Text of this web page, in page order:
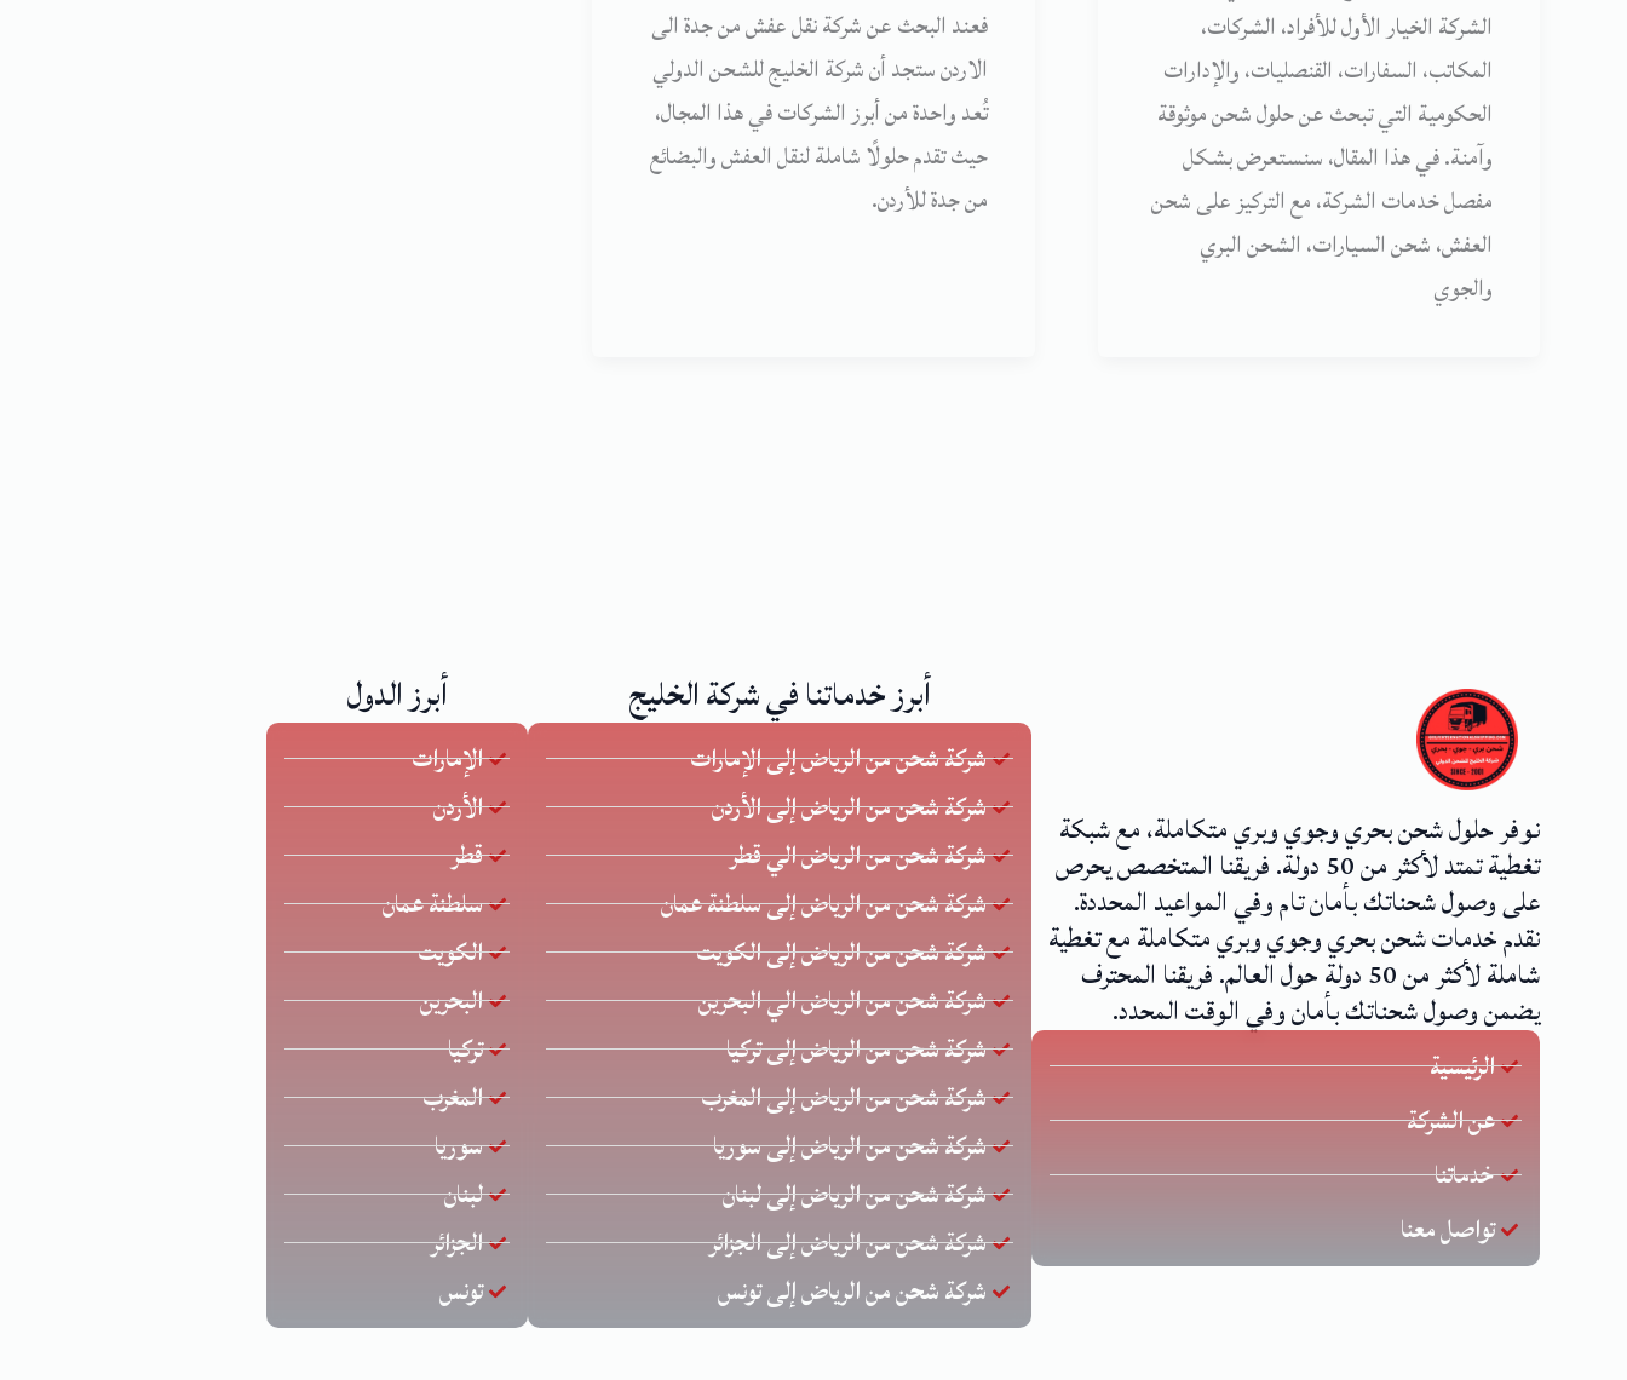
الشركة الخيار الأول للأفراد، الشركات،
المكاتب، السفارات، القنصليات، والإدارات
الحكومية التي تبحث عن حلول شحن موثوقة
وآمنة. في هذا المقال، سنستعرض بشكل
مفصل خدمات الشركة، مع التركيز على شحن
العفش، شحن السيارات، الشحن البري
والجوي
فعند البحث عن شركة نقل عفش من جدة الى
الاردن ستجد أن شركة الخليج للشحن الدولي
تُعد واحدة من أبرز الشركات في هذا المجال،
حيث تقدم حلولًا شاملة لنقل العفش والبضائع
من جدة للأردن.
نوفر حلول شحن بحري وجوي وبري متكاملة، مع شبكة
تغطية تمتد لأكثر من 50 دولة. فريقنا المتخصص يحرص
على وصول شحناتك بأمان تام وفي المواعيد المحددة.
نقدم خدمات شحن بحري وجوي وبري متكاملة مع تغطية
شاملة لأكثر من 50 دولة حول العالم. فريقنا المحترف
يضمن وصول شحناتك بأمان وفي الوقت المحدد.
الرئيسية
عن الشركة
خدماتنا
تواصل معنا
أبرز خدماتنا في شركة الخليج
شركة شحن من الرياض إلى الإمارات
شركة شحن من الرياض إلى الأردن
شركة شحن من الرياض الي قطر
شركة شحن من الرياض إلى سلطنة عمان
شركة شحن من الرياض إلى الكويت
شركة شحن من الرياض الي البحرين
شركة شحن من الرياض إلى تركيا
شركة شحن من الرياض إلى المغرب
شركة شحن من الرياض إلى سوريا
شركة شحن من الرياض إلى لبنان
شركة شحن من الرياض إلى الجزائر
شركة شحن من الرياض إلى تونس
أبرز الدول
الإمارات
الأردن
قطر
سلطنة عمان
الكويت
البحرين
تركيا
المغرب
سوريا
لبنان
الجزائر
تونس